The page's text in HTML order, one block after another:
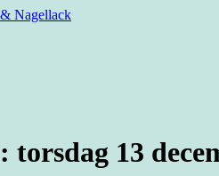
Nagellack
torsdag 13